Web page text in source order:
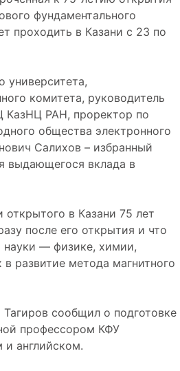
фундаментального
проходить в Казани с 23 по
университета,
комитета, руководитель
КазНЦ РАН, проректор по
общества электронного
Салихов – избранный
выдающегося вклада в
в Казани 75 лет
после его открытия и что
науки — физике, химии,
развитие метода магнитного
сообщил о подготовке
профессором КФУ
английском.